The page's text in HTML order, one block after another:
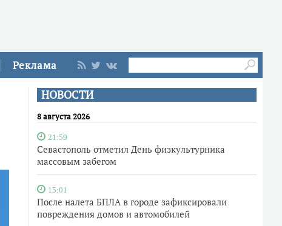
Реклама
НОВОСТИ
8 августа 2026
21:59
Севастополь отметил День физкультурника
массовым забегом
15:01
После налета БПЛА в городе зафиксировали
повреждения домов и автомобилей